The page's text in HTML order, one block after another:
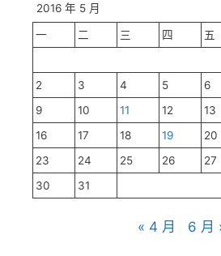
2016 年 5 月
一 二 三 四 五
2
3 4 5 6
9
10 11 12 13
16
17 18 19 20
23
24 25 26 27
30
31
« 4 月 6 月